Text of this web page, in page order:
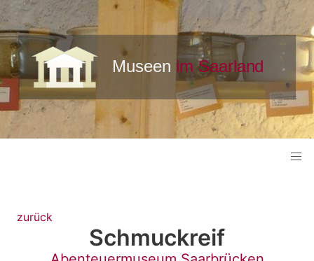
zurück
Schmuckreif